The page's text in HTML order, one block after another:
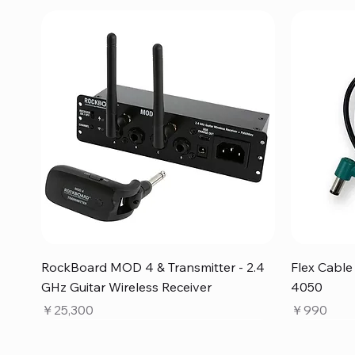
クイックビュー
RockBoard MOD 4 & Transmitter - 2.4
GHz Guitar Wireless Receiver
価格
￥25,300
Flex
4050
価格
￥990